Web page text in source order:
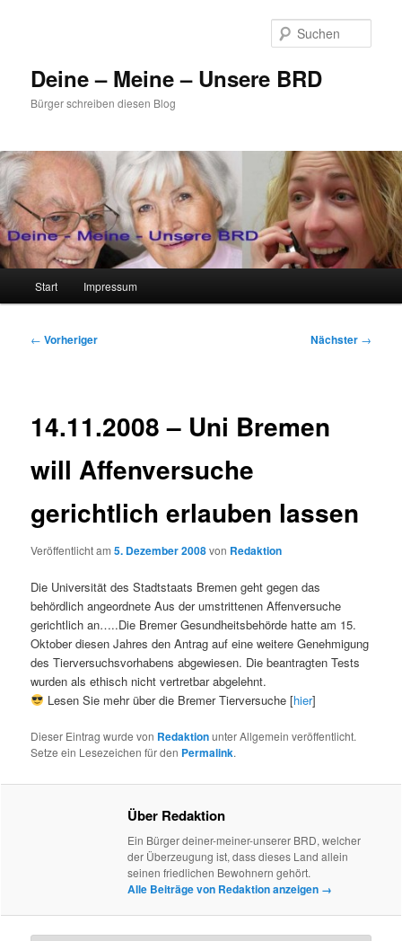
Deine – Meine – Unsere BRD
Bürger schreiben diesen Blog
Start Impressum
Beitragsnavigation
← Vorheriger Nächster →
14.11.2008 – Uni Bremen
will Affenversuche
gerichtlich erlauben lassen
Veröffentlicht am5. Dezember 2008von Redaktion
Die Universität des Stadtstaats Bremen geht gegen das
behördlich angeordnete Aus der umstrittenen Affenversuche
gerichtlich an…..Die Bremer Gesundheitsbehörde hatte am 15.
Oktober diesen Jahres den Antrag auf eine weitere Genehmigung
des Tierversuchsvorhabens abgewiesen. Die beantragten Tests
wurden als ethisch nicht vertretbar abgelehnt.
Lesen Sie mehr über die Bremer Tierversuche [hier]
Dieser Eintrag wurde von Redaktionunter Allgemein veröffentlicht.
Setze ein Lesezeichen für den Permalink.
Über Redaktion
Ein Bürger deiner-meiner-unserer BRD, welcher
der Überzeugung ist, dass dieses Land allein
seinen friedlichen Bewohnern gehört.
Alle Beiträge von Redaktion anzeigen →